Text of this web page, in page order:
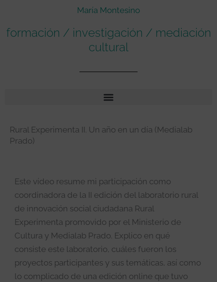
María Montesino
formación / investigación / mediación
cultural
Rural Experimenta II. Un año en un día (Medialab
Prado)
Este vídeo resume mi participación como
coordinadora de la II edición del laboratorio rural
de innovación social ciudadana Rural
Experimenta promovido por el Ministerio de
Cultura y Medialab Prado. Explico en qué
consiste este laboratorio, cuáles fueron los
proyectos participantes y sus temáticas, así como
lo complicado de una edición online que tuvo